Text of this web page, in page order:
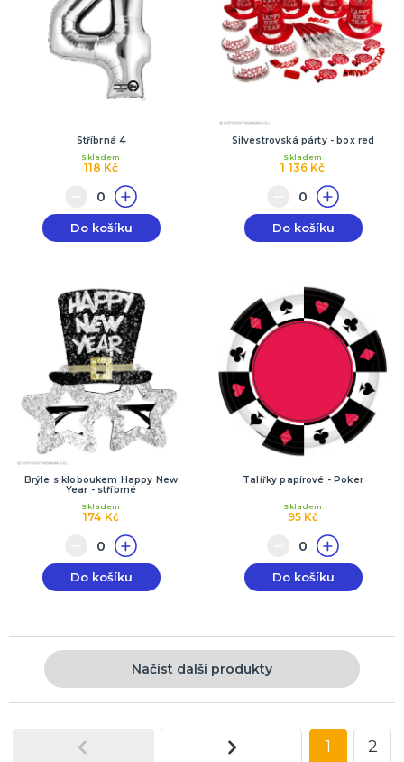
Stříbrná 4
118 Kč
Skladem
Do košíku
Silvestrovská párty - box red
1 136 Kč
Skladem
Do košíku
Brýle s kloboukem Happy New
Year - stříbrné
174 Kč
Skladem
Do košíku
Talířky papírové - Poker
95 Kč
Skladem
Do košíku
Načíst další produkty
1 2